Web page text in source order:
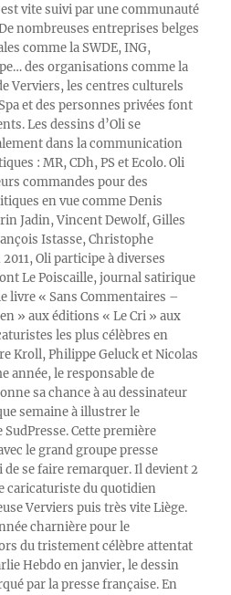
vite suivi par une communauté
nombreuses entreprises belges
comme la SWDE, ING,
des organisations comme la
Verviers, les centres culturels
et des personnes privées font
Les dessins d’Oli se
dans la communication
: MR, CDh, PS et Ecolo. Oli
commandes pour des
en vue comme Denis
Jadin, Vincent Dewolf, Gilles
Istasse, Christophe
Oli participe à diverses
Le Poiscaille, journal satirique
livre « Sans Commentaires –
» aux éditions « Le Cri » aux
les plus célèbres en
Kroll, Philippe Geluck et Nicolas
année, le responsable de
sa chance à au dessinateur
semaine à illustrer le
Cette première
le grand groupe presse
de se faire remarquer. Il devient 2
caricaturiste du quotidien
Verviers puis très vite Liège.
charnière pour le
du tristement célèbre attentat
Hebdo en janvier, le dessin
par la presse française. En